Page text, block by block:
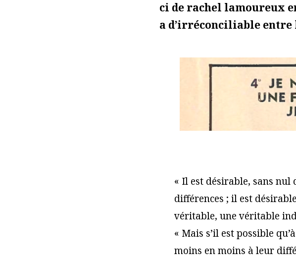
ci de rachel lamoureux
a d’irréconciliable
« Il est désirable, sans nul
différences ; il est
véritable, une véritable
« Mais s’il est possible
moins en moins à leur